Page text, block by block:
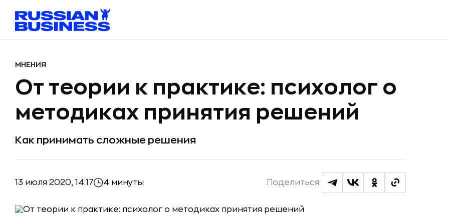
МНЕНИЯ
От теории к практике: психолог о
методиках принятия решений
Как принимать сложные решения
13 июля 2020, 14:17 4 минуты Поделиться: